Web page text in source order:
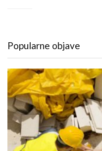
Popularne objave